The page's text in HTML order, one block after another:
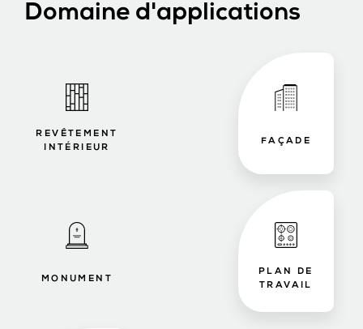
Domaine d'applications
REVÊTEMENT
INTÉRIEUR
FAÇADE
MONUMENT
PLAN DE
TRAVAIL